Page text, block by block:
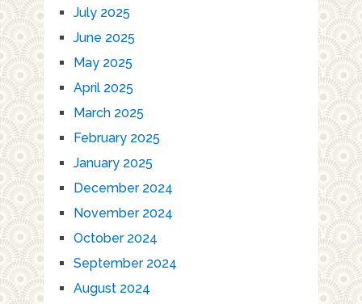
July 2025
June 2025
May 2025
April 2025
March 2025
February 2025
January 2025
December 2024
November 2024
October 2024
September 2024
August 2024